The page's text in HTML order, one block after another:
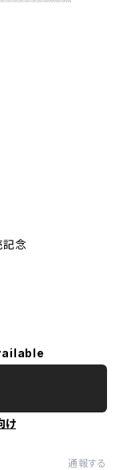
念
け
通報する